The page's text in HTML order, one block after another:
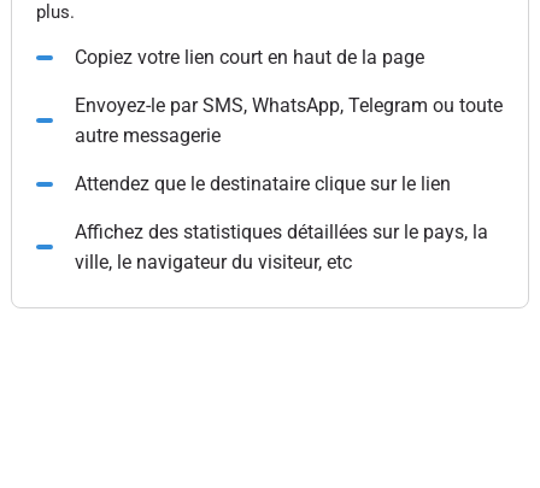
plus.
Copiez votre lien court en haut de la page
Envoyez-le par SMS, WhatsApp, Telegram ou toute
autre messagerie
Attendez que le destinataire clique sur le lien
Affichez des statistiques détaillées sur le pays, la
ville, le navigateur du visiteur, etc